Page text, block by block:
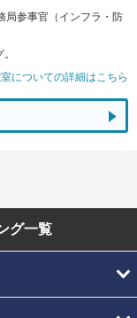
局参事官（インフラ・防
についての詳細はこちら
グ一覧